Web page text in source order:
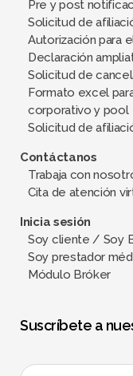
Pre y post
Solicitud de
Autorización para
Declaración
Solicitud de
Formato excel
corporativo y pool
Solicitud de
Contáctanos
Trabaja con
Cita de atención
Inicia sesión
Soy cliente / Soy
Soy prestador
Módulo Bróker
Suscríbete a